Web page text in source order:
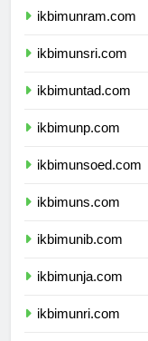
ikbimunram.com
ikbimunsri.com
ikbimuntad.com
ikbimunp.com
ikbimunsoed.com
ikbimuns.com
ikbimunib.com
ikbimunja.com
ikbimunri.com